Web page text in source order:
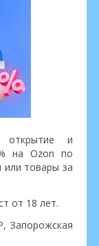
открытие и
на Ozon по
или товары за
от 18 лет.
Запорожская